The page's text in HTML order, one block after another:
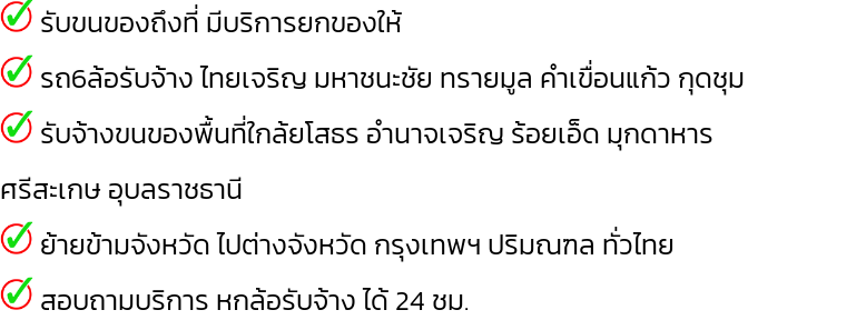
รับขนของถึงที่ มีบริการยกของให้
รถ6ล้อรับจ้างไทยเจริญ มหาชนะชัย ทรายมูล คำเขื่อนแก้ว กุดชุม
รับจ้างขนของพื้นที่ใกล้ยโสธร อำนาจเจริญ ร้อยเอ็ด มุกดาหาร
ศรีสะเกษอุบลราชธานี
ย้ายข้ามจังหวัด ไปต่างจังหวัด กรุงเทพฯ ปริมณฑล ทั่วไทย
สอบถามบริการ หกล้อรับจ้าง ได้ 24 ชม.